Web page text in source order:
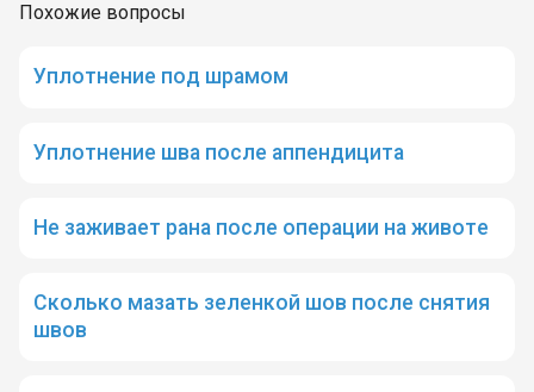
Похожие вопросы
Уплотнение под шрамом
Уплотнение шва после аппендицита
Не заживает рана после операции на животе
Сколько мазать зеленкой шов после снятия
швов